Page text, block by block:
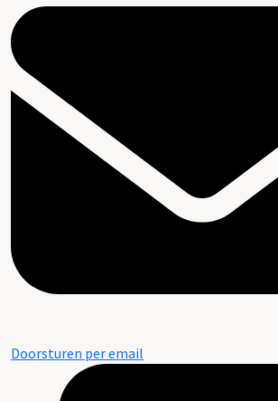
Doorsturen per email